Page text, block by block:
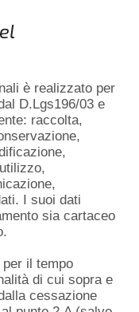
è realizzato per
D.Lgs196/03 e
raccolta,
I suoi dati
sia cartaceo
il tempo
di cui sopra e
cessazione